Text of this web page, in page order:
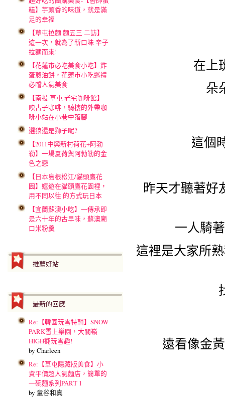
糕】芋頭香的味道，就是滿
足的幸福
【草屯拉麵 麵五三 二訪】
這一次，就為了新口味 辛子
拉麵而來!
【花蓮市必吃美食小吃】炸
蛋蔥油餅，花蓮市小吃巡禮
必嚐人氣美食
【南投 草屯 老宅咖啡館】
映古子咖啡，騎樓的外帶咖
啡小站在小巷中落腳
選狼還是獅子呢?
【2011中興新村荷花+阿勃
勒】一場夏荷與阿勃勒的金
色之戀
【日本島根松江/貓頭鷹花
園】嬉遊在貓頭鷹花園裡，
用不同以往 的方式玩日本
【宜蘭蘇澳小吃】一傳承即
是六十年的古早味，蘇澳廟
口米粉羹
推薦好站
最新的回應
Re:【韓國玩雪特輯】SNOW
PARK雪上樂園，大關嶺
HIGH翻玩雪趣!
by Charleen
Re:【草屯隱藏版美食】小
資平價超人氣麵店，簡單的
一碗麵系列PART 1
by 童谷和真
在上
朵
這個
昨天才聽著好
一人騎
這裡是大家所
遠看像金